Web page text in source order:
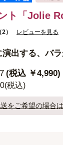
ト「Jolie
（2） レビューを見る
出する、バ
(税込 ￥4,990)
税込)
をご希望の場合